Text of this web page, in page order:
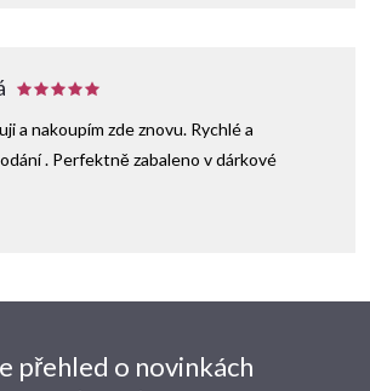
a nakoupím zde znovu. Rychlé a
. Perfektně zabaleno v dárkové
přehled o novinkách